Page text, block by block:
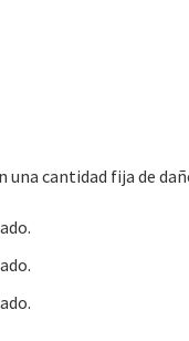
una cantidad fija de